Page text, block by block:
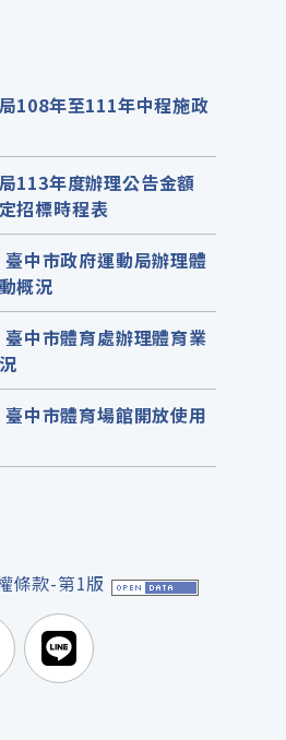
108年至111年中程施政
113年度辦理公告金額
招標時程表
中市政府運動局辦理體
概況
中市體育處辦理體育業
中市體育場館開放使用
條款-第1版
往Facebook
前往Line